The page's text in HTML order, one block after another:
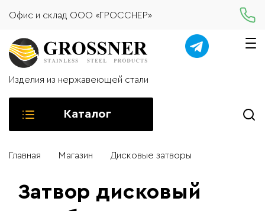
Офис и склад ООО «ГРОССНЕР»
Изделия из нержавеющей стали
Каталог
Главная Магазин Дисковые затворы
Затвор дисковый